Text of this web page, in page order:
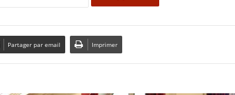
Partager par email Imprimer